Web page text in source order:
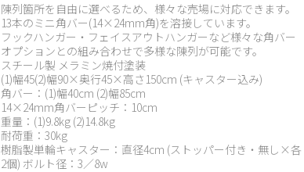
陳列箇所を自由に選べるため、様々な売場に対応できます。
13本のミニ角バー(14×24mm角)を溶接しています。
フックハンガー・フェイスアウトハンガーなど様々な角バー
オプションとの組み合わせで多様な陳列が可能です。
スチール製 メラミン焼付塗装
(1)幅45(2)幅90×奥行45×高さ150cm (キャスター込み)
角バー：(1)幅40cm (2)幅85cm
14×24mm角バーピッチ：10cm
重量：(1)9.8kg (2)14.8kg
耐荷重：30kg
樹脂製単輪キャスター：直径4cm (ストッパー付き・無し×各
2個) ボルト径：3／8w